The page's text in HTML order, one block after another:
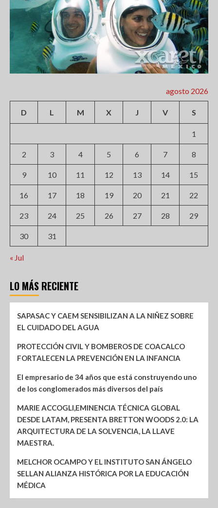
agosto 2026
D L M X J V S
1
2 3 4 5 6 7 8
9 10 11 12 13 14 15
16 17 18 19 20 21 22
23 24 25 26 27 28 29
30 31
« Jul
LO MÁS RECIENTE
SAPASAC Y CAEM SENSIBILIZAN A LA NIÑEZ SOBRE
EL CUIDADO DEL AGUA
PROTECCIÓN CIVIL Y BOMBEROS DE COACALCO
FORTALECEN LA PREVENCIÓN EN LA INFANCIA
El empresario de 34 años que está construyendo uno
de los conglomerados más diversos del país
MARIE ACCOGLI,EMINENCIA TÉCNICA GLOBAL
DESDE LATAM, PRESENTA BRETTON WOODS 2.0: LA
ARQUITECTURA DE LA SOLVENCIA, LA LLAVE
MAESTRA.
MELCHOR OCAMPO Y EL INSTITUTO SAN ÁNGELO
SELLAN ALIANZA HISTÓRICA POR LA EDUCACIÓN
MÉDICA